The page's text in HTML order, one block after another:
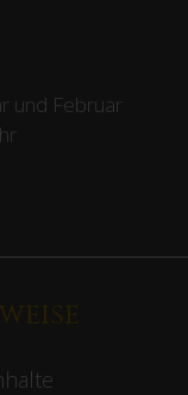
und Februar